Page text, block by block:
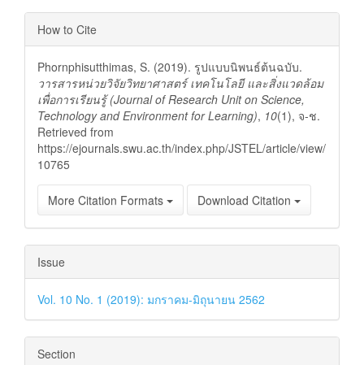
Article
Details
How to Cite
Phornphisutthimas, S. (2019). รูปแบบนิพนธ์ต้นฉบับ.
วารสารหน่วยวิจัยวิทยาศาสตร์ เทคโนโลยี และสิ่งแวดล้อม
เพื่อการเรียนรู้ (Journal of Research Unit on Science,
Technology and Environment for Learning), 10(1), จ-ช.
Retrieved from
https://ejournals.swu.ac.th/index.php/JSTEL/article/view/
10765
More Citation Formats Download Citation
Issue
Vol. 10 No. 1 (2019): มกราคม-มิถุนายน 2562
Section